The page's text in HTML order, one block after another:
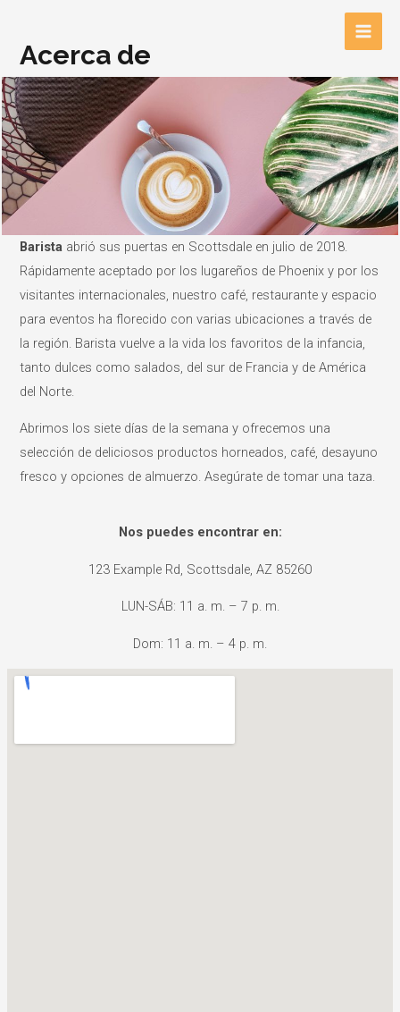
contenido
Main
Acerca de
Barista abrió sus puertas en Scottsdale en julio de 2018.
Rápidamente aceptado por los lugareños de Phoenix y por los
visitantes internacionales, nuestro café, restaurante y espacio
para eventos ha florecido con varias ubicaciones a través de
la región. Barista vuelve a la vida los favoritos de la infancia,
tanto dulces como salados, del sur de Francia y de América
del Norte.
Abrimos los siete días de la semana y ofrecemos una
selección de deliciosos productos horneados, café, desayuno
fresco y opciones de almuerzo. Asegúrate de tomar una taza.
Nos puedes encontrar en:
123 Example Rd, Scottsdale, AZ 85260
LUN-SÁB: 11 a. m. – 7 p. m.
Dom: 11 a. m. – 4 p. m.